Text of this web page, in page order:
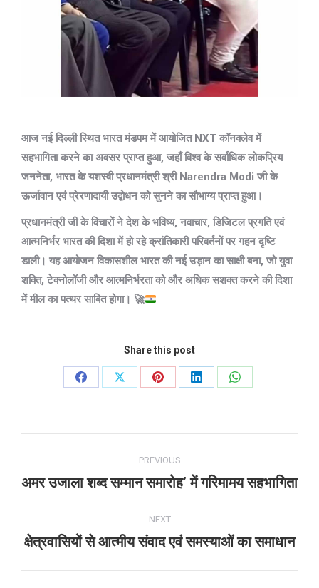
आज नई दिल्ली स्थित भारत मंडपम में आयोजित NXT कॉनक्लेव में
सहभागिता करने का अवसर प्राप्त हुआ, जहाँ विश्व के सर्वाधिक लोकप्रिय
जननेता, भारत के यशस्वी प्रधानमंत्री श्री Narendra Modi जी के
ऊर्जावान एवं प्रेरणादायी उद्बोधन को सुनने का सौभाग्य प्राप्त हुआ।
प्रधानमंत्री जी के विचारों ने देश के भविष्य, नवाचार, डिजिटल प्रगति एवं
आत्मनिर्भर भारत की दिशा में हो रहे क्रांतिकारी परिवर्तनों पर गहन दृष्टि
डाली। यह आयोजन विकासशील भारत की नई उड़ान का साक्षी बना, जो युवा
शक्ति, टेक्नोलॉजी और आत्मनिर्भरता को और अधिक सशक्त करने की दिशा
में मील का पत्थर साबित होगा। 🚀
Share this post
Share
Share
Share
Share
Share
navigation
PREVIOUS
Previous
अमर उजाला शब्द सम्मान समारोह’ में गरिमामय सहभागिता
NEXT
Next
क्षेत्रवासियों से आत्मीय संवाद एवं समस्याओं का समाधान